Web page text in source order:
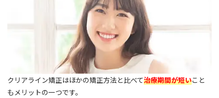
クリアライン矯正はほかの矯正方法と比べて治療期間が短いこと
もメリットの一つです。